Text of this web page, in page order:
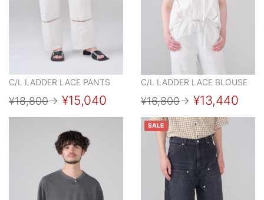
C/L LADDER LACE PANTS
¥18,800→ ¥15,040
C/L LADDER LACE BLOUSE
¥16,800→ ¥13,440
SALE